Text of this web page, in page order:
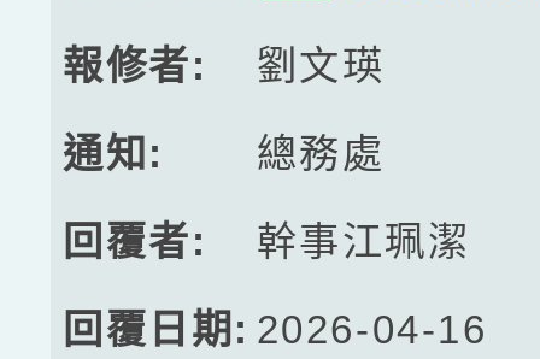
劉文瑛
總務處
幹事江珮潔
2026-04-16